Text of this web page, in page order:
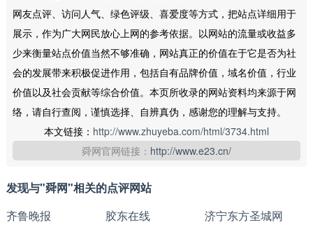
网友点评、访问人气、绿色评级、喜爱度等方式，把站点详细用于
展示，作为广大网民放心上网的参考依据。以网站的流量或收益多
少来衡量站点价值当然不够准确，网站真正的价值在于它是否为社
会的发展带来积极促进作用，包括自有品牌价值，域名价值，行业
价值以及社会贡献等综合价值。本页所收录的网站资料均来源于网
络，请自行查阅，谨慎选择、自辨真伪，感谢您的理解与支持。
本文链接： http://www.zhuyeba.com/html/3734.html
舜网官网链接： http://www.e23.cn/
发现与"舜网"相关的点评网站
齐鲁晚报
胶东在线
济宁东方圣城网